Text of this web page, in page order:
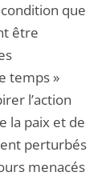
condition que
être
temps »
l’action
la paix et de
perturbés
menacés